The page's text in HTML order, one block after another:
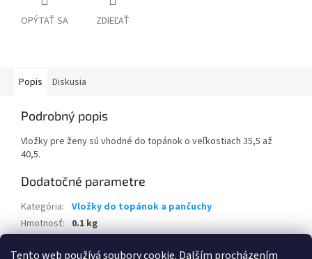
Tento web používá soubory cookie. Dalším procházením
OPÝTAŤ SA ZDIEĽAŤ
Popis Diskusia
Podrobný popis
Vložky pre ženy sú vhodné do topánok o veľkostiach 35,5 až
40,5.
Dodatočné parametre
Kategória: Vložky do topánok a pančuchy
Hmotnosť: 0.1 kg